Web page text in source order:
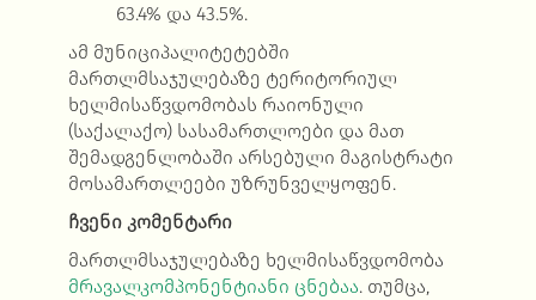
63.4% და 43.5%.
ამ მუნიციპალიტეტებში
მართლმსაჯულებაზე ტერიტორიულ
ხელმისაწვდომობას რაიონული
(საქალაქო) სასამართლოები და მათ
შემადგენლობაში არსებული მაგისტრატი
მოსამართლეები უზრუნველყოფენ.
ჩვენი კომენტარი
მართლმსაჯულებაზე ხელმისაწვდომობა
მრავალკომპონენტიანი ცნებაა. თუმცა,